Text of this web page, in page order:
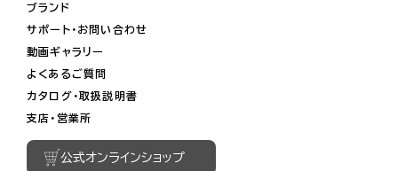
ブランド
サポート・お問い合わせ
動画ギャラリー
よくあるご質問
カタログ・取扱説明書
支店・営業所
公式オンラインショップ